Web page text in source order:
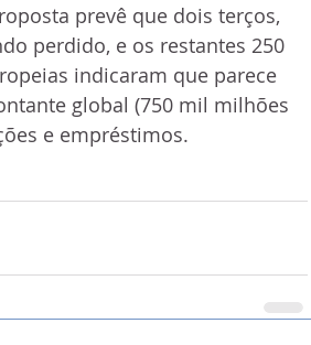
prevê que dois terços,
perdido, e os restantes 250
indicaram que parece
global (750 mil milhões
e empréstimos.